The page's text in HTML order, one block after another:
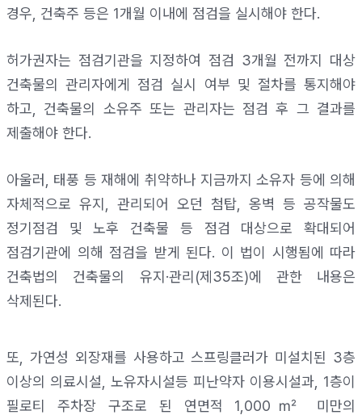
경우 건축주 등은 1개월 이내에 점검을 실시해야 한다.
허가권자는 점검기관을 지정하여 점검 3개월 전까지 대상
건축물의 관리자에게 점검 실시 여부 및 절차를 통지해야
하고
건축물의 소유주 또는 관리자는 점검 후 그 결과를
제출해야 한다.
아울러
태풍 등 재해에 취약하나 지금까지 소유자 등에 의해
자체적으로 유지
관리되어 오던 첨탑
옹벽 등 공작물도
정기점검 및 노후 건축물 등 점검 대상으로 확대되어
점검기관에 의해 점검을 받게 된다. 이 법이 시행됨에 따라
건축법의 건축물의 유지 ·관리 (제 35조)에 관한 내용은
삭제된다.
또 가연성 외장재를 사용하고 스프링클러가 미설치된 3층
이상의 의료시설
노유자시설등 피난약자 이용시설과 , 1층이
필로티 주차장 구조로 된 연면적 1,000 ㎡ 미만의